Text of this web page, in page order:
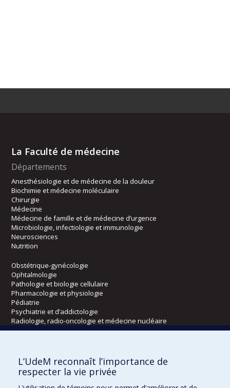
La Faculté de médecine
Départements
Anesthésiologie et de médecine de la douleur
Biochimie et médecine moléculaire
Chirurgie
Médecine
Médecine de famille et de médecine d’urgence
Microbiologie, infectiologie et immunologie
Neurosciences
Nutrition
Obstétrique-gynécologie
Ophtalmologie
Pathologie et biologie cellulaire
Pharmacologie et physiologie
Pédiatrie
Psychiatrie et d’addictologie
Radiologie, radio-oncologie et médecine nucléaire
Écoles
Kinésiologie et des sciences de l’activité physique
Orthophonie et audiologie
L’UdeM reconnaît l’importance de
respecter la vie privée